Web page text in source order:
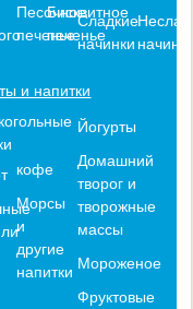
Песочное
печенье
Бисквитное
печенье
Сладкие
начинки
и напитки
кофе
Морсы
и
другие
напитки
Йогурты
Домашний
творог и
творожные
массы
Мороженое
Фруктовые